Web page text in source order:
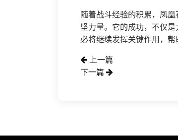
随着战斗经验的积累，凤
坚力量。它的成功，不仅
必将继续发挥关键作用，帮
上一篇
下一篇